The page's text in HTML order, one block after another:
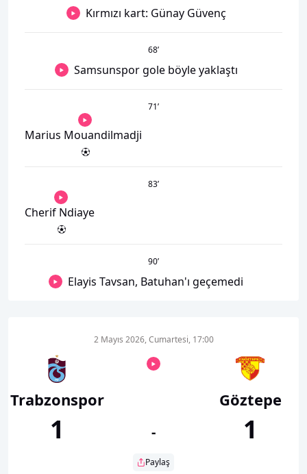
Kırmızı kart: Günay Güvenç
68’
Samsunspor gole böyle yaklaştı
71’
Marius Mouandilmadji
83’
Cherif Ndiaye
90’
Elayis Tavsan, Batuhan'ı geçemedi
Trabzonspor
1
2 Mayıs 2026, Cumartesi, 17:00
-
Paylaş
Göztepe
1